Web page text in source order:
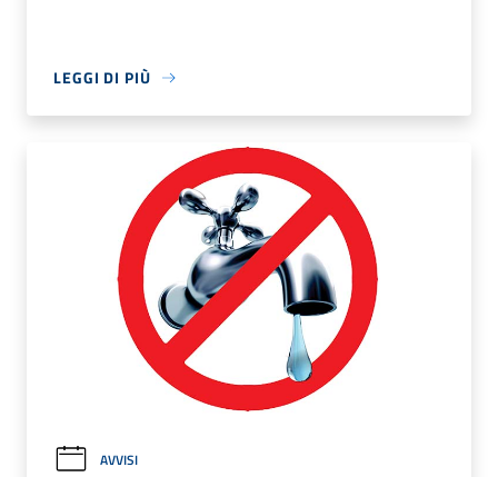
LEGGI DI PIÙ
AVVISI